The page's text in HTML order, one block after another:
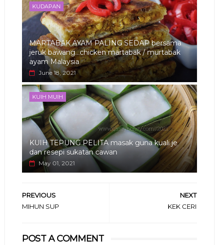
KUDAPAN
MARTABAK AYAM PALING SEDAP bersama
jeruk bawang...chicken martabak / murtabak
ayam Malaysia
June 18, 2021
KUIH MUIH
KUIH TEPUNG PELITA masak guna kuali je
dan resepi sukatan cawan
May 01, 2021
NEXT
KEK CERI
PREVIOUS
MIHUN SUP
POST A COMMENT